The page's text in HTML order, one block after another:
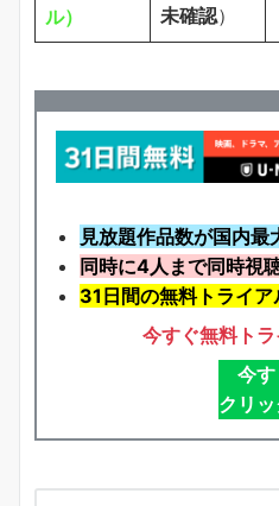
ル）
未確認）
見放題作品数が国内最
同時に4人まで同時視
31日間の無料トライア
今すぐ無料トラ
今す
クリッ